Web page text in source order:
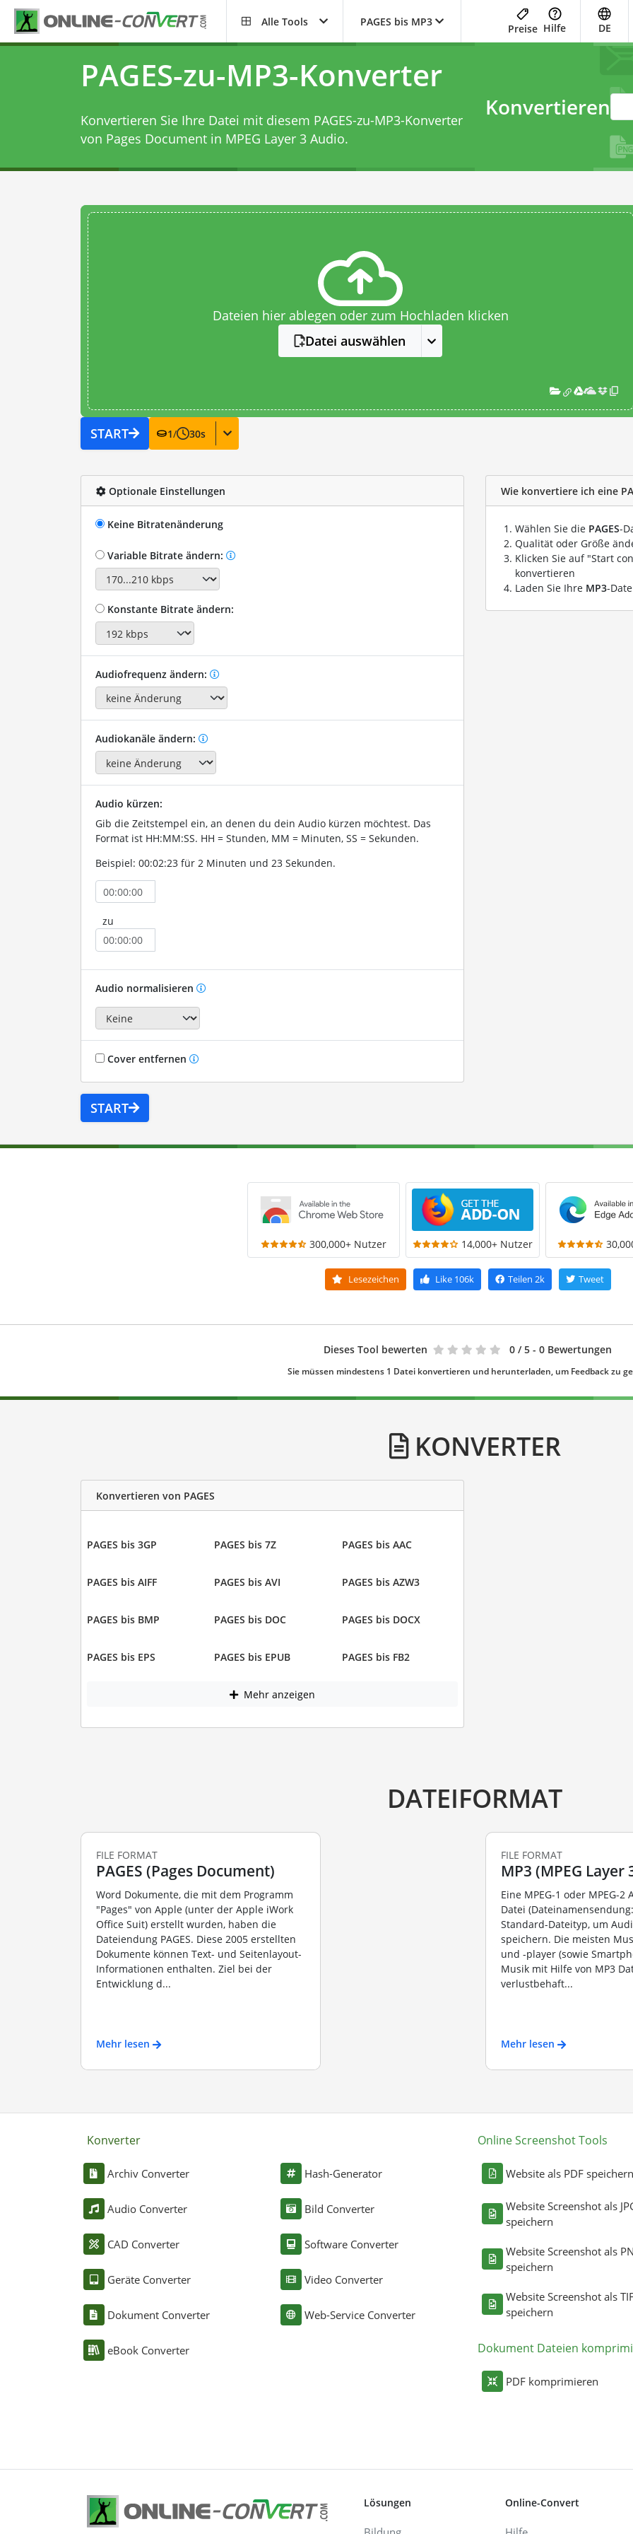
Alle Tools PAGES bis MP3
Preise Hilfe DE
PAGES-zu-MP3-Konverter
Konvertieren Sie Ihre Datei mit diesem PAGES-zu-MP3-Konverter
von Pages Document in MPEG Layer 3 Audio.
Konvertieren
Dateien hier ablegen oder zum Hochladen klicken
Datei auswählen
START 1/ 30s
Optionale Einstellungen
Keine Bitratenänderung
Variable Bitrate ändern:
Konstante Bitrate ändern:
Audiofrequenz ändern:
Audiokanäle ändern:
Audio kürzen:
Gib die Zeitstempel ein, an denen du dein Audio kürzen möchtest. Das
Format ist HH:MM:SS. HH = Stunden, MM = Minuten, SS = Sekunden.
Beispiel: 00:02:23 für 2 Minuten und 23 Sekunden.
zu
Audio normalisieren
Cover entfernen
START
Wie konvertiere ich eine
Wählen Sie die PAGES-
Qualität oder Größe
Klicken Sie auf "Start
konvertieren
Laden Sie Ihre MP3-
300,000+ Nutzer 14,000+ Nutzer
Lesezeichen Like106k Teilen 2k Tweet
Dieses Tool bewerten 0 / 5 - 0 Bewertungen
Sie müssen mindestens 1 Datei konvertieren und herunterladen, um Feedback zu
KONVERTER
Konvertieren von PAGES
PAGES bis 3GP PAGES bis 7Z PAGES bis AAC
PAGES bis AIFF PAGES bis AVI PAGES bis AZW3
PAGES bis BMP PAGES bis DOC PAGES bis DOCX
PAGES bis EPS PAGES bis EPUB PAGES bis FB2
Mehr anzeigen
DATEIFORMAT
FILE FORMAT
PAGES (Pages Document)
Word Dokumente, die mit dem Programm
"Pages" von Apple (unter der Apple iWork
Office Suit) erstellt wurden, haben die
Dateiendung PAGES. Diese 2005 erstellten
Dokumente können Text- und Seitenlayout-
Informationen enthalten. Ziel bei der
Entwicklung d...
Mehr lesen
FILE FORMAT
MP3 (MPEG Layer
Eine MPEG-1 oder MPEG-2
Datei
Standard-Dateityp, um
speichern. Die meisten
und -player (sowie
Musik mit Hilfe von MP3
verlustbehaft...
Mehr lesen
Konverter
Archiv Converter
Audio Converter
CAD Converter
Geräte Converter
Dokument Converter
eBook Converter
Hash-Generator
Bild Converter
Software Converter
Video Converter
Web-Service Converter
Online Screenshot Tools
Website als PDF speichern
Website Screenshot als
speichern
Website Screenshot als
speichern
Website Screenshot als
speichern
Dokument Dateien
PDF komprimieren
Lösungen Online-Convert